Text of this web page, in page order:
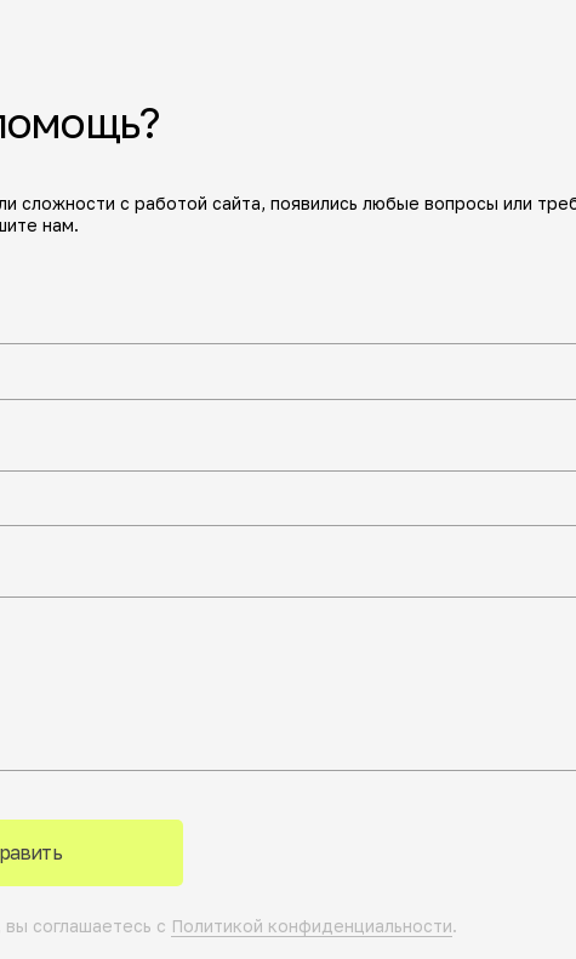
сложности с работой сайта, появились любые вопросы или
нам.
соглашаетесь с Политикой конфиденциальности.